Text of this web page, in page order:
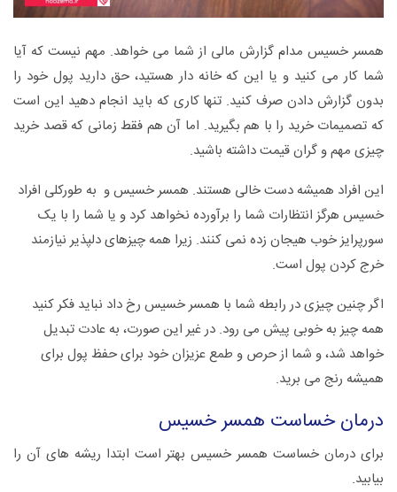
همسر خسیس مدام گزارش مالی از شما می خواهد. مهم نیست که آیا
شما کار می کنید و یا این که خانه دار هستید، حق دارید پول خود را
بدون گزارش دادن صرف کنید. تنها کاری که باید انجام دهید این است
که تصمیمات خرید را با هم بگیرید. اما آن هم فقط زمانی که قصد خرید
چیزی مهم و گران قیمت داشته باشید.
این افراد همیشه دست خالی هستند. همسر خسیس و به طورکلی افراد
خسیس هرگز انتظارات شما را برآورده نخواهد کرد و یا شما را با یک
سورپرایز خوب هیجان زده نمی کنند. زیرا همه چیزهای دلپذیر نیازمند
خرج کردن پول است.
اگر چنین چیزی در رابطه شما با همسر خسیس رخ داد نباید فکر کنید
همه چیز به خوبی پیش می رود. در غیر این صورت، به عادت تبدیل
خواهد شد، و شما از حرص و طمع عزیزان خود برای حفظ پول برای
همیشه رنج می برید.
درمان خساست همسر خسیس
برای درمان خساست همسر خسیس بهتر است ابتدا ریشه های آن را
بیابید.